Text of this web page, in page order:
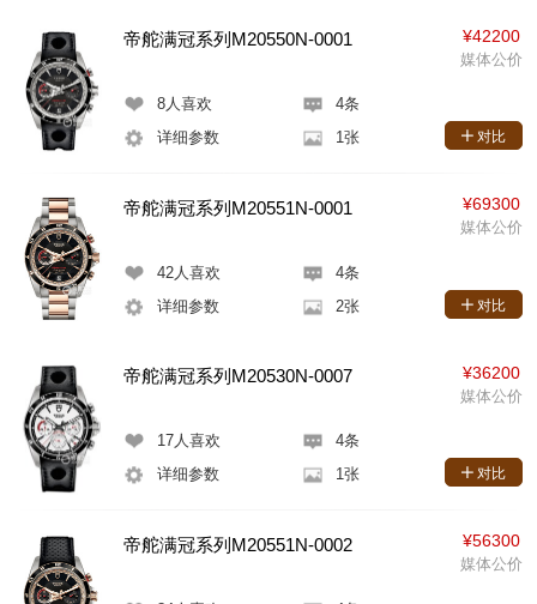
帝舵满冠系列M20550N-0001
8人喜欢
4条
详细参数
1张
¥42200
媒体公价
对比
帝舵满冠系列M20551N-0001
42人喜欢
4条
详细参数
2张
¥69300
媒体公价
对比
帝舵满冠系列M20530N-0007
17人喜欢
4条
详细参数
1张
¥36200
媒体公价
对比
帝舵满冠系列M20551N-0002 ¥56300
媒体公价